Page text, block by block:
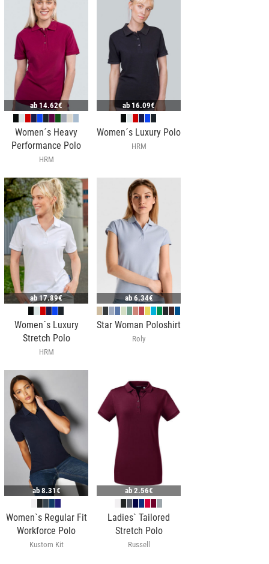
ab 14.62€
Women´s Heavy
Performance Polo
HRM
ab 16.09€
Women´s Luxury Polo
HRM
ab 17.89€
Women´s Luxury
Stretch Polo
HRM
ab 6.34€
Star Woman Poloshirt
Roly
ab 8.31€
Women`s Regular Fit
Workforce Polo
Kustom Kit
ab 2.56€
Ladies` Tailored
Stretch Polo
Russell